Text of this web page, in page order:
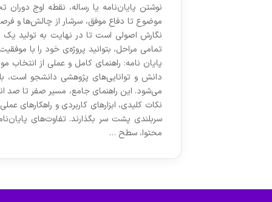
نوشتن پایان‌نامه یا رساله، نقطه اوج
موضوع تا دفاع موفق، سرشار از چالش‌ها و
نگارش اصولی است تا در نهایت به تولید یک
تمامی مراحل، بتوانید پروژه‌ی خود را با
پایان نامه: راهنمای کامل و عملی از
دانش و توانایی‌های پژوهشی دانشجو
می‌شود. این راهنمای جامع، مسیر صفر تا صد
نکات کلیدی، ابزارهای کاربردی و راهکارهای
سربلندی پشت سر بگذارند. تفاوت‌های
محتوا، سطح …